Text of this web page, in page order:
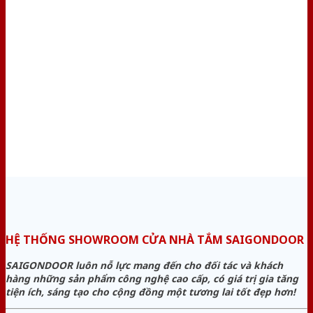
HỆ THỐNG SHOWROOM CỬA NHÀ TẮM SAIGONDOOR
SAIGONDOOR luôn nỗ lực mang đến cho đối tác và khách
hàng những sản phẩm công nghệ cao cấp, có giá trị gia tăng
tiện ích, sáng tạo cho cộng đồng một tương lai tốt đẹp hơn!